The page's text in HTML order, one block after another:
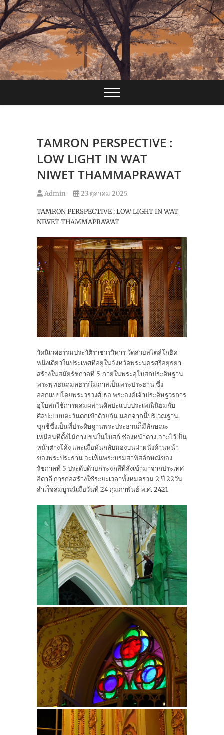
Skip
to
content
TAMRON PERSPECTIVE :
LOW LIGHT IN WAT
NIWET THAMMAPRAWAT
Admin 23 ตุลาคม 2025
TAMRON PERSPECTIVE : LOW LIGHT IN WAT
NIWET THAMMAPRAWAT
วัดนิเวศธรรมประวัติราชวรวิหาร วัดสวยสไตล์โกธิค
หนึ่งเดียวในประเทศที่อยู่ในจังหวัดพระนครศรีอยุธยา
สร้างในสมัยรัชกาลที่ 5 ภายในพระอุโบสถประดิษฐาน
พระพุทธนฤมลธรรโมภาสเป็นพระประธาน ซึ่ง
ออกแบบโดยพระวรวงศ์เธอ พระองค์เจ้าประดิษฐวรการ
อุโบสถใช้การผสมผสานศิลปะแบบประเพณีนิยมกับ
ศิลปะแบบตะวันตกเข้าด้วยกัน นอกจากนี้บริเวณฐาน
ชุกชีซึ่งเป็นที่ประดิษฐานพระประธานก็มีลักษณะ
เหมือนที่ตั้งไม้กางเขนในโบสถ์ ช่องหน้าต่างเจาะไว้เป็น
หน้าต่างโค้ง และเมื่อหันกลับมองบนฝาผนังด้านหน้า
ของพระประธาน จะเห็นพระบรมสาทิสลักษณ์ของ
รัชกาลที่ 5 ประดับด้วยกระจกสีที่สั่งเข้ามาจากประเทศ
อิตาลี การก่อสร้างใช้ระยะเวลาทั้งหมดรวม 2 ปี 22วัน
สำเร็จสมบูรณ์เมื่อวันที่ 24 กุมภาพันธ์ พ.ศ. 2421